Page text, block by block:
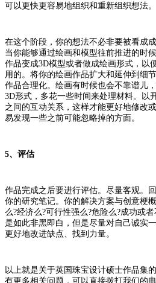
可以更快更容易地组织和重新组织想法。
在这个阶段，你的想法不必非要被看成
当你能够通过绘画和模型往前推进的时
作品变成3D模型或者做成绘画形式，以
用的。将你的绘画作品扩大和延伸到细
作品合理化。绘画有时候也会不靠谱儿
3D形式，多花一些时间来处理材料。以
之间的互动关系，这样才能更好地修改
易发现一些之前可能忽略掉的方面。
5、评估
作品完成之后要进行评估。尽量客观。
你的研究笔记。你的解决方案与创意梗
么?经济么?可行性强么?危险么?成功或
是如此非黑即白，但是尽量对自己诚实
更好地改进缺点、找到力量。
以上就是关于英国珠宝设计硕士作品集
有更多相关问题，可以直接拨打我们的